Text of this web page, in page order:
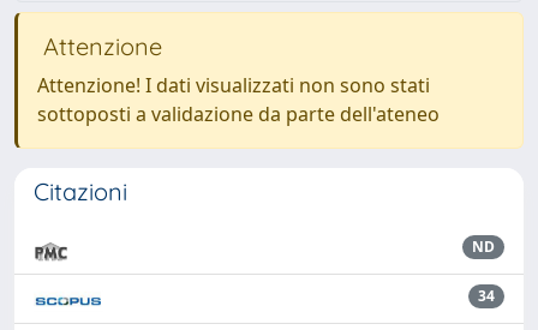
Attenzione
Attenzione! I dati visualizzati non sono stati
sottoposti a validazione da parte dell'ateneo
Citazioni
ND
34